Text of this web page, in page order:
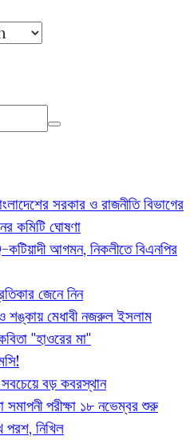
সরকার ও রাজনীতি বিভাগের
কমিটি ঘোষণা
কটিয়াদী আগমন, নিকলীতে বিএনপির
জেনে নিন
শঙ্কায় মেধাবী নজরুল ইসলাম
"হাওরের মা"
বড় কবরস্থান
সমাপনী পরীক্ষা ১৮ নভেম্বর শুরু
পরশ, নিখিল